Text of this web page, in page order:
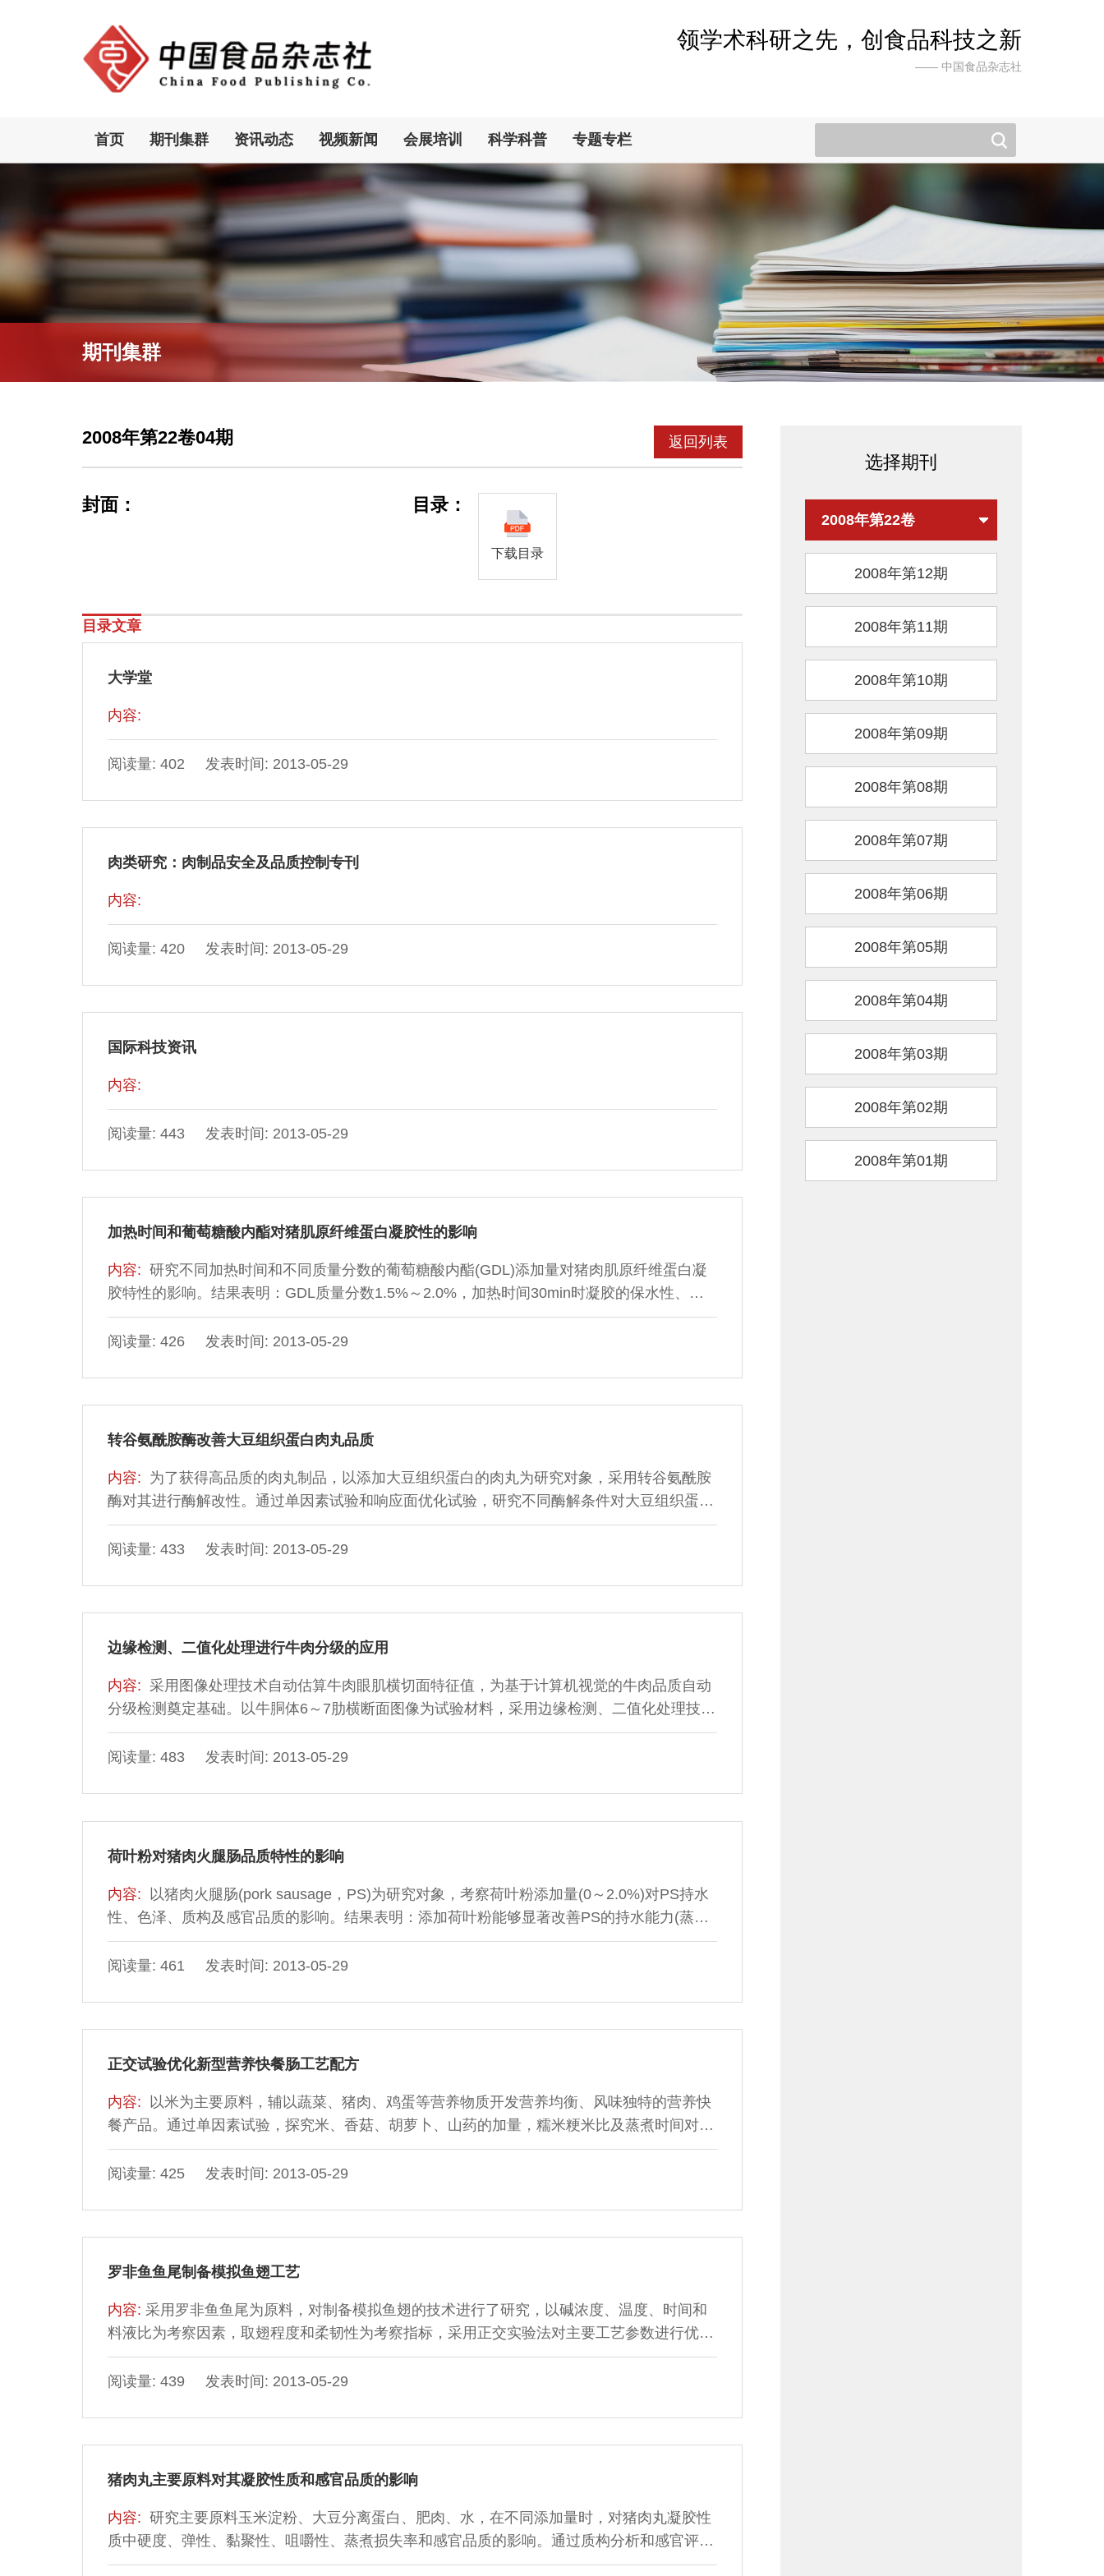
领学术科研之先，创食品科技之新
—— 中国食品杂志社
首页 期刊集群 资讯动态 视频新闻 会展培训 科学科普 专题专栏
期刊集群
2008年第22卷04期 返回列表
封面： 目录：
下载目录
目录文章
大学堂
内容:
阅读量: 402 发表时间: 2013-05-29
肉类研究：肉制品安全及品质控制专刊
内容:
阅读量: 420 发表时间: 2013-05-29
国际科技资讯
内容:
阅读量: 443 发表时间: 2013-05-29
加热时间和葡萄糖酸内酯对猪肌原纤维蛋白凝胶性的影响
内容: 研究不同加热时间和不同质量分数的葡萄糖酸内酯(GDL)添加量对猪肉肌原纤维蛋白凝
胶特性的影响。结果表明：GDL质量分数1.5%～2.0%，加热时间30min时凝胶的保水性、硬
度、黏聚性和回弹性最好(P＜0.05)；同时，加热30min后凝胶的白度值降到了最低值；加热时
间对凝胶弹性的影响不显著(P＞0.05)，但随着GDL质量分数的增加，凝胶弹性逐渐增加，当
阅读量: 426 发表时间: 2013-05-29
转谷氨酰胺酶改善大豆组织蛋白肉丸品质
内容: 为了获得高品质的肉丸制品，以添加大豆组织蛋白的肉丸为研究对象，采用转谷氨酰胺
酶对其进行酶解改性。通过单因素试验和响应面优化试验，研究不同酶解条件对大豆组织蛋白
肉丸品质
阅读量: 433 发表时间: 2013-05-29
边缘检测、二值化处理进行牛肉分级的应用
内容: 采用图像处理技术自动估算牛肉眼肌横切面特征值，为基于计算机视觉的牛肉品质自动
分级检测奠定基础。以牛胴体6～7肋横断面图像为试验材料，采用边缘检测、二值化处理技术
等，运用VisualC++6.0编程语言，对牛肉眼肌的眼肌面积、脂肪、肌肉总面积比、脂肪分布均
匀度、眼肌圆度、肌肉和脂肪色度值5个特征参数进行特征提取和检测。结果表明：经测量所
阅读量: 483 发表时间: 2013-05-29
荷叶粉对猪肉火腿肠品质特性的影响
内容:
以猪肉火腿肠(pork sausage，PS)为研究对象，考察荷叶粉添加量(0～2.0%)对PS持水
性、色泽、质构及感官品质的影响。结果表明：添加荷叶粉能够显著改善PS的持水能力(蒸煮
损失率CL值降低、保水性WHC值和总持水性TWBC值提高)和硬度(P＜0.05)；但会导致其L*值
和a*值显著降低(P＜0.05)；添加不高于1.0%的荷叶粉，对PS的组织状态、香气、咸味、涩味
阅读量: 461 发表时间: 2013-05-29
正交试验优化新型营养快餐肠工艺配方
内容:
以米为主要原料，辅以蔬菜、猪肉、鸡蛋等营养物质开发营养均衡、风味独特的营养快
餐产品。通过单因素试验，探究米、香菇、胡萝卜、山药的加量，糯米粳米比及蒸煮时间对产
品感官品质的影响，得出山药、香菇添加量，糯米、粳米的添加比对产品的感官品质影响较
大，确定了山药添加量为50%，糯米、粳米比为1.5:1；通过正交试验，借助因子分析和极差分
阅读量: 425 发表时间: 2013-05-29
罗非鱼鱼尾制备模拟鱼翅工艺
内容: 采用罗非鱼鱼尾为原料，对制备模拟鱼翅的技术进行了研究，以碱浓度、温度、时间和
料液比为考察因素，取翅程度和柔韧性为考察指标，采用正交实验法对主要工艺参数进行优
化。结果表明：酸碱均有利于模拟鱼翅的制备，最佳取翅工艺为：温度45℃，料液比1:25，碱
浓度0.15 mol/L，时间120min；最佳软化工艺为：冰乙酸浓度0.125mol/L，温度45℃，时间
阅读量: 439 发表时间: 2013-05-29
猪肉丸主要原料对其凝胶性质和感官品质的影响
内容: 研究主要原料玉米淀粉、大豆分离蛋白、肥肉、水，在不同添加量时，对猪肉丸凝胶性
质中硬度、弹性、黏聚性、咀嚼性、蒸煮损失率和感官品质的影响。通过质构分析和感官评
价，结果表明：玉米淀粉的不同添加量对猪肉丸的硬度、弹性、黏聚性、咀嚼性、蒸煮损失率
选择期刊
2008年第22卷
2008年第12期
2008年第11期
2008年第10期
2008年第09期
2008年第08期
2008年第07期
2008年第06期
2008年第05期
2008年第04期
2008年第03期
2008年第02期
2008年第01期